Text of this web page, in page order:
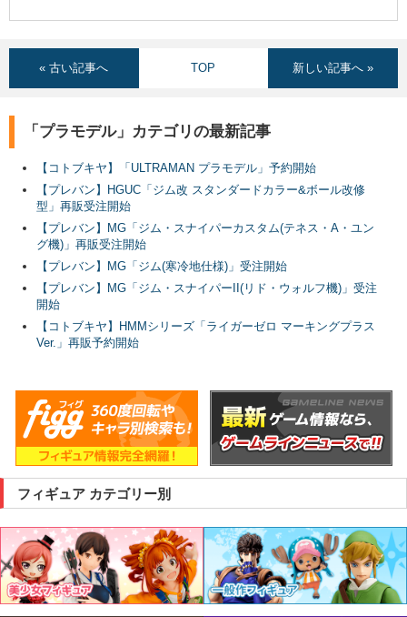
« 古い記事へ TOP 新しい記事へ »
「プラモデル」カテゴリの最新記事
【コトブキヤ】「ULTRAMAN プラモデル」予約開始
【プレバン】HGUC「ジム改 スタンダードカラー&ボール改修
型」再販受注開始
【プレバン】MG「ジム・スナイパーカスタム(テネス・A・ユン
グ機)」再販受注開始
【プレバン】MG「ジム(寒冷地仕様)」受注開始
【プレバン】MG「ジム・スナイパーII(リド・ウォルフ機)」受注
開始
【コトブキヤ】HMMシリーズ「ライガーゼロ マーキングプラス
Ver.」再販予約開始
フィギュア カテゴリー別